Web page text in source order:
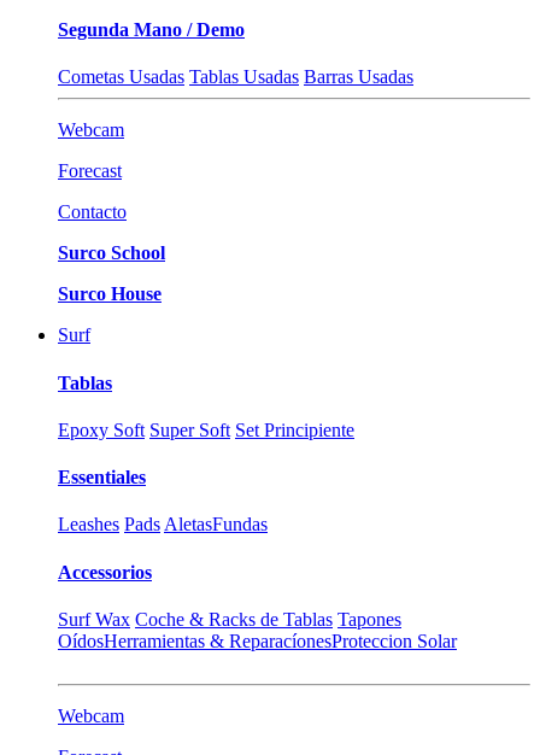
Segunda Mano / Demo
Cometas Usadas Tablas Usadas Barras Usadas
Webcam
Forecast
Contacto
Surco School
Surco House
Surf
Tablas
Epoxy Soft Super Soft Set Principiente
Essentiales
Leashes Pads AletasFundas
Accessorios
Surf Wax Coche & Racks de Tablas Tapones
OídosHerramientas & ReparacíonesProteccion Solar
Webcam